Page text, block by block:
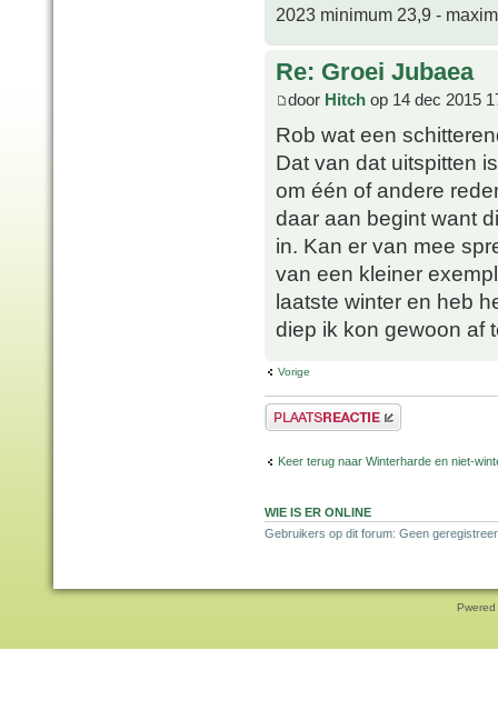
2023 minimum 23,9 -
Re: Groei Jubaea
door Hitch op 14 dec 2015
Rob wat een
Dat van dat uitspitten
om één of andere
daar aan begint want
in. Kan er van mee
van een kleiner
laatste winter en heb
diep ik kon gewoon af
Vorige
Plaats een reactie
Keer terug naar Winterharde en niet-
WIE IS ER ONLINE
Gebruikers op dit forum: Geen